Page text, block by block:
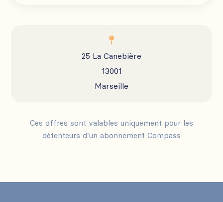

25 La Canebière
13001
Marseille
Ces offres sont valables uniquement pour les
détenteurs d’un abonnement Compass